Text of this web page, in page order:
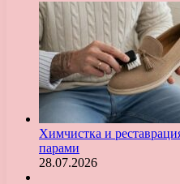
Химчистка и
парами
28.07.2026